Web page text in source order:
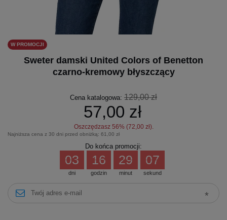
W PROMOCJI
Sweter damski United Colors of Benetton
czarno-kremowy błyszczący
Cena katalogowa: 129,00 zł
57,00 zł
Oszczędzasz 56% (72,00 zł).
Najniższa cena z 30 dni przed obniżką: 61,00 zł
Do końca promocji:
dni
03
godzin
16
minut
29
sekund
06